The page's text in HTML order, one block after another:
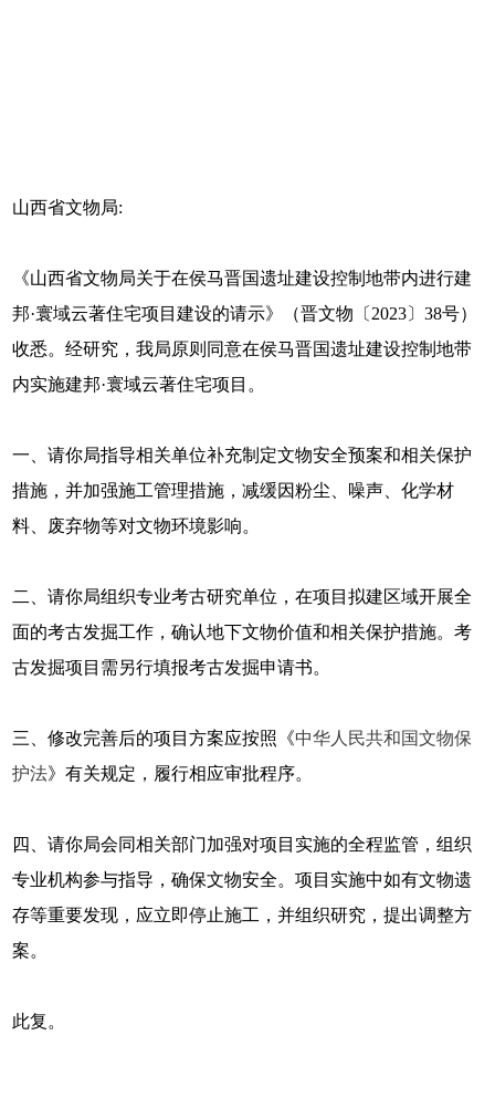
山西省文物局:
《山西省文物局关于在侯马晋国遗址建设控制地带内进行建
邦·寰域云著住宅项目建设的请示》（晋文物〔2023〕38号）
收悉。经研究，我局原则同意在侯马晋国遗址建设控制地带
内实施建邦·寰域云著住宅项目。
一、请你局指导相关单位补充制定文物安全预案和相关保护
措施，并加强施工管理措施，减缓因粉尘、噪声、化学材
料、废弃物等对文物环境影响。
二、请你局组织专业考古研究单位，在项目拟建区域开展全
面的考古发掘工作，确认地下文物价值和相关保护措施。考
古发掘项目需另行填报考古发掘申请书。
三、修改完善后的项目方案应按照《中华人民共和国文物保
护法》有关规定，履行相应审批程序。
四、请你局会同相关部门加强对项目实施的全程监管，组织
专业机构参与指导，确保文物安全。项目实施中如有文物遗
存等重要发现，应立即停止施工，并组织研究，提出调整方
案。
此复。